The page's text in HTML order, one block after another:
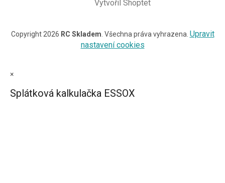
Vytvořil Shoptet
Copyright 2026 RC Skladem . Všechna práva vyhrazena. Upravit
nastavení cookies
×
Splátková kalkulačka ESSOX